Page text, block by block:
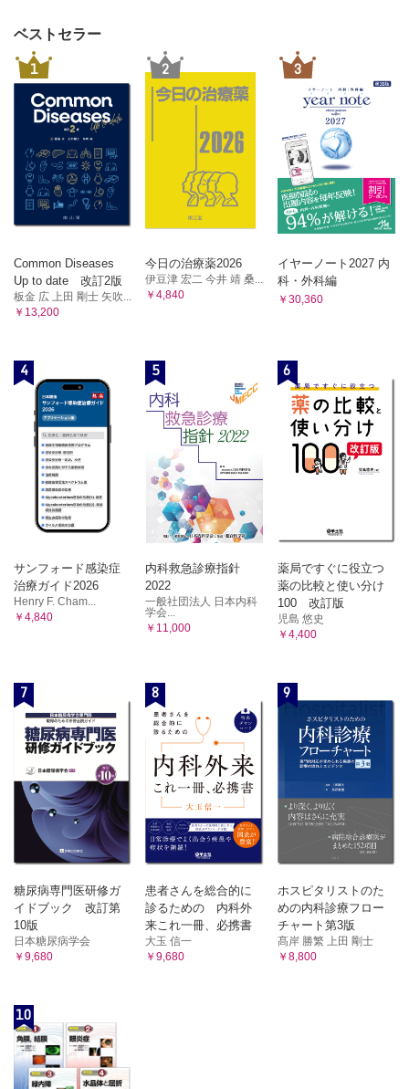
ベストセラー
1
Common Diseases
Up to date 改訂2版
板金 広 上田 剛士 矢吹...
￥13,200
2
今日の治療薬2026
伊豆津 宏二 今井 靖 桑...
￥4,840
3
イヤーノート2027 内
科・外科編
￥30,360
4
サンフォード感染症
治療ガイド2026
Henry F. Cham...
￥4,840
5
内科救急診療指針
2022
一般社団法人 日本内科
学会...
￥11,000
6
薬局ですぐに役立つ
薬の比較と使い分け
100 改訂版
児島 悠史
￥4,400
7
糖尿病専門医研修ガ
イドブック 改訂第
10版
日本糖尿病学会
￥9,680
8
患者さんを総合的に
診るための 内科外
来これ一冊、必携書
大玉 信一
￥9,680
9
ホスピタリストのた
めの内科診療フロー
チャート第3版
髙岸 勝繁 上田 剛士
￥8,800
10